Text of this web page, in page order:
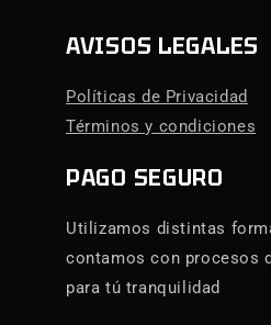
AVISOS LEGALES
Políticas de Privacidad
Términos y condiciones
PAGO SEGURO
Utilizamos distintas
contamos con procesos
para tú tranquilidad